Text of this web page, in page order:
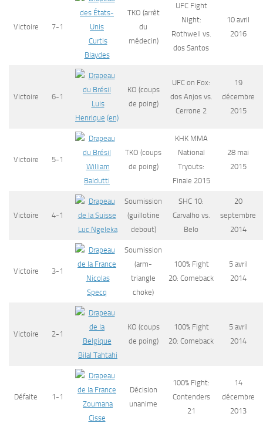
Victoire
7-1
Curtis
Blaydes
TKO (arrêt
du
médecin)
UFC Fight
Night:
Rothwell vs.
dos Santos
10 avril
2016
Victoire
6-1
Luis
Henrique (en)
KO (coups
de poing)
UFC on Fox:
dos Anjos vs.
Cerrone 2
19
décembre
2015
Victoire
5-1
William
Baldutti
TKO (coups
de poing)
KHK MMA
National
Tryouts:
Finale 2015
28 mai
2015
Victoire
4-1
Luc Ngeleka
Soumission
(guillotine
debout)
SHC 10:
Carvalho vs.
Belo
20
septembre
2014
Victoire
3-1
Nicolas
Specq
Soumission
(arm-
triangle
choke)
100% Fight
20: Comeback
5 avril
2014
Victoire 2-1
Bilal Tahtahi
KO (coups
de poing)
100% Fight
20: Comeback
5 avril
2014
Défaite
1-1
Zoumana
Cisse
Décision
unanime
100% Fight:
Contenders
21
14
décembre
2013